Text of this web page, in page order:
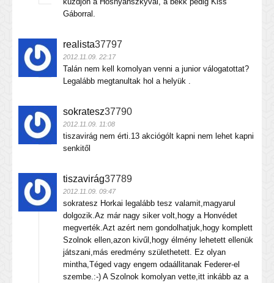
Gáborral.
realista37797
2012.11.09. 22:17
Talán nem kell komolyan venni a junior válogatottat?
Legalább megtanultak hol a helyük .
sokratesz37790
2012.11.09. 11:08
tiszavirág nem érti.13 akciógólt kapni nem lehet kapni
senkitől
tiszavirág37789
2012.11.09. 09:47
sokratesz Horkai legalább tesz valamit,magyarul
dolgozik.Az már nagy siker volt,hogy a Honvédet
megverték.Azt azért nem gondolhatjuk,hogy komplett
Szolnok ellen,azon kivűl,hogy élmény lehetett ellenük
játszani,más eredmény születhetett. Ez olyan
mintha,Téged vagy engem odaállitanak Federer-el
szembe.:-) A Szolnok komolyan vette,itt inkább az a